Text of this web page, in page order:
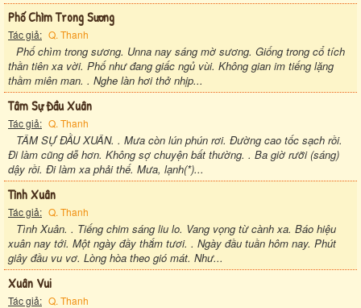
Phố Chìm Trong Sương
Tác giả: Q. Thanh
Phố chìm trong sương. Unna nay sáng mờ sương. Giống trong cổ tích
thần tiên xa vời. Phố như đang giấc ngủ vùi. Không gian im tiếng lặng
thầm miên man. . Nghe làn hơi thở nhịp...
Tâm Sự Đầu Xuân
Tác giả: Q. Thanh
TÂM SỰ ĐẦU XUÂN. . Mưa còn lún phún rơi. Đường cao tốc sạch rồi.
Đi làm cũng dễ hơn. Không sợ chuyện bất thường. . Ba giờ rưỡi (sáng)
dậy rồi. Đi làm xa phải thế. Mưa, lạnh(*)...
Tình Xuân
Tác giả: Q. Thanh
Tình Xuân. . Tiếng chim sáng liu lo. Vang vọng từ cành xa. Báo hiệu
xuân nay tới. Một ngày đầy thắm tươi. . Ngày đầu tuần hôm nay. Phút
giây đầu vu vơ. Lòng hòa theo gió mát. Như...
Xuân Vui
Tác giả: Q. Thanh